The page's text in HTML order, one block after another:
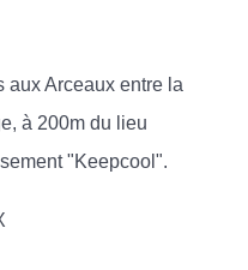
aux Arceaux entre la
à 200m du lieu
"Keepcool".